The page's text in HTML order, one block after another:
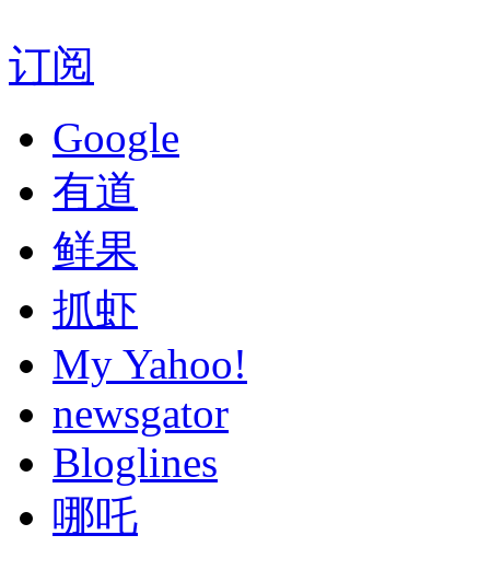
订阅
Google
有道
鲜果
抓虾
My Yahoo!
newsgator
Bloglines
哪吒